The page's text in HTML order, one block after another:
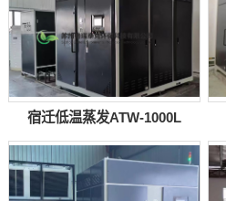
宿迁低温蒸发ATW-1000L